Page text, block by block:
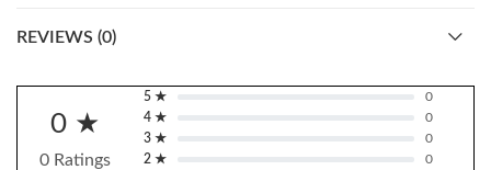
REVIEWS (0)
0 ★
0 Ratings
5 ★
0
4 ★
0
3 ★
0
2 ★
0